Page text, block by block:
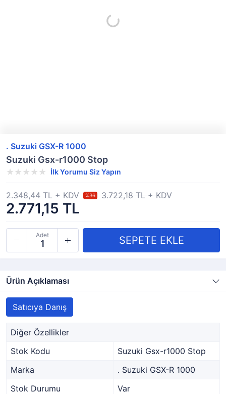
. Suzuki GSX-R 1000
Suzuki Gsx-r1000 Stop
İlk Yorumu Siz Yapın
2.771,15 TL
2.348,44 TL + KDV %36 3.722,18 TL + KDV
Adet
Ürün Açıklaması
Satıcıya Danış
Diğer Özellikler
Stok Kodu
Suzuki Gsx-r1000 Stop
Marka
. Suzuki GSX-R 1000
Stok Durumu
Var